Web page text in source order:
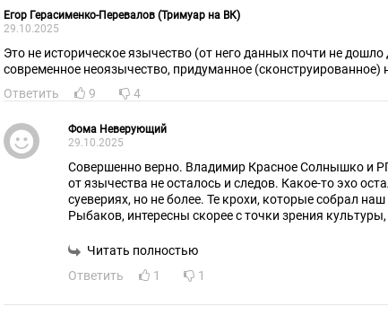
Егор Герасименко-Перевалов (Тримуар на ВК)
29.10.2025
Это не историческое язычество (от него данных почти не
современное неоязычество, придуманное (сконструированное)
Ответить
9 4
Фома Неверующий
29.10.2025
Совершенно верно. Владимир Красное Солнышко и
от язычества не осталось и следов. Какое-то эхо
суевериях, но не более. Те крохи, которые собрал
Рыбаков, интересны скорее с точки зрения культуры,
современников.
Читать полностью
Ответить
1 1